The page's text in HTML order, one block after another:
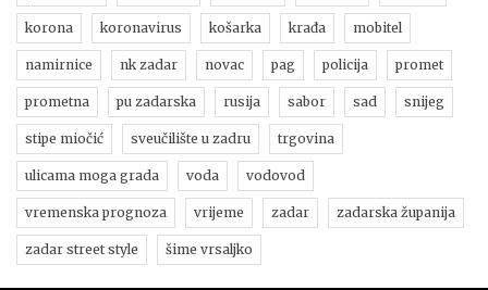
korona koronavirus košarka krađa mobitel
namirnice nk zadar novac pag policija promet
prometna pu zadarska rusija sabor sad snijeg
stipe miočić sveučilište u zadru trgovina
ulicama moga grada voda vodovod
vremenska prognoza vrijeme zadar zadarska županija
zadar street style šime vrsaljko